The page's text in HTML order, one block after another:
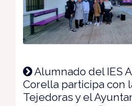
Alumnado del IES
Corella participa con
Tejedoras y el